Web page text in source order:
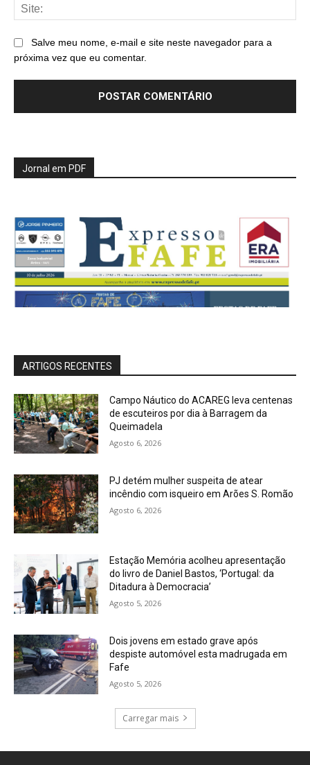
Salve meu nome, e-mail e site neste navegador para a
próxima vez que eu comentar.
Jornal em PDF
ARTIGOS RECENTES
Campo Náutico do ACAREG leva centenas
de escuteiros por dia à Barragem da
Queimadela
Agosto 6, 2026
PJ detém mulher suspeita de atear
incêndio com isqueiro em Arões S. Romão
Agosto 6, 2026
Estação Memória acolheu apresentação
do livro de Daniel Bastos, ‘Portugal: da
Ditadura à Democracia’
Agosto 5, 2026
Dois jovens em estado grave após
despiste automóvel esta madrugada em
Fafe
Agosto 5, 2026
Carregar mais